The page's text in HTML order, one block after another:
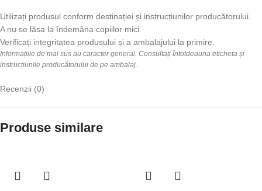
Utilizați produsul conform destinației și instrucțiunilor producătorului.
A nu se lăsa la îndemâna copiilor mici.
Verificați integritatea produsului și a ambalajului la primire.
Informațiile de mai sus au caracter general. Consultați întotdeauna eticheta și
instrucțiunile producătorului de pe ambalaj.
Recenzii (0)
Produse similare